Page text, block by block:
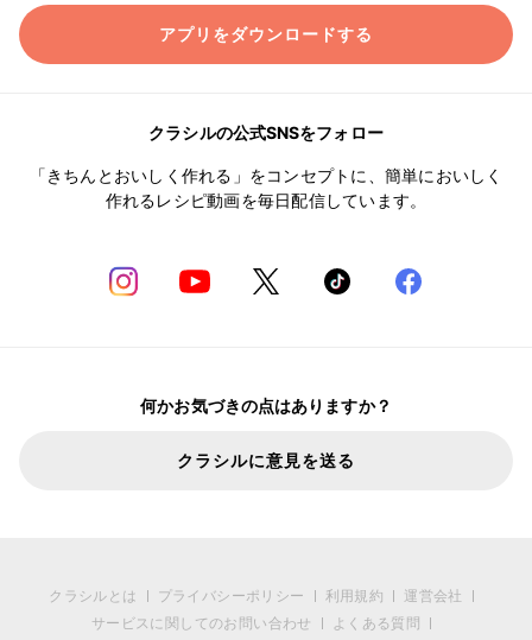
アプリをダウンロードする
クラシルの公式SNSをフォロー
「きちんとおいしく作れる」をコンセプトに、簡単においしく
作れるレシピ動画を毎日配信しています。
何かお気づきの点はありますか？
クラシルに意見を送る
クラシルとは プライバシーポリシー 利用規約
運営会社
サービスに関してのお問い合わせ
よくある質問